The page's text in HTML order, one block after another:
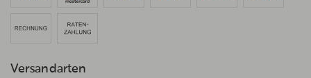
Versandarten